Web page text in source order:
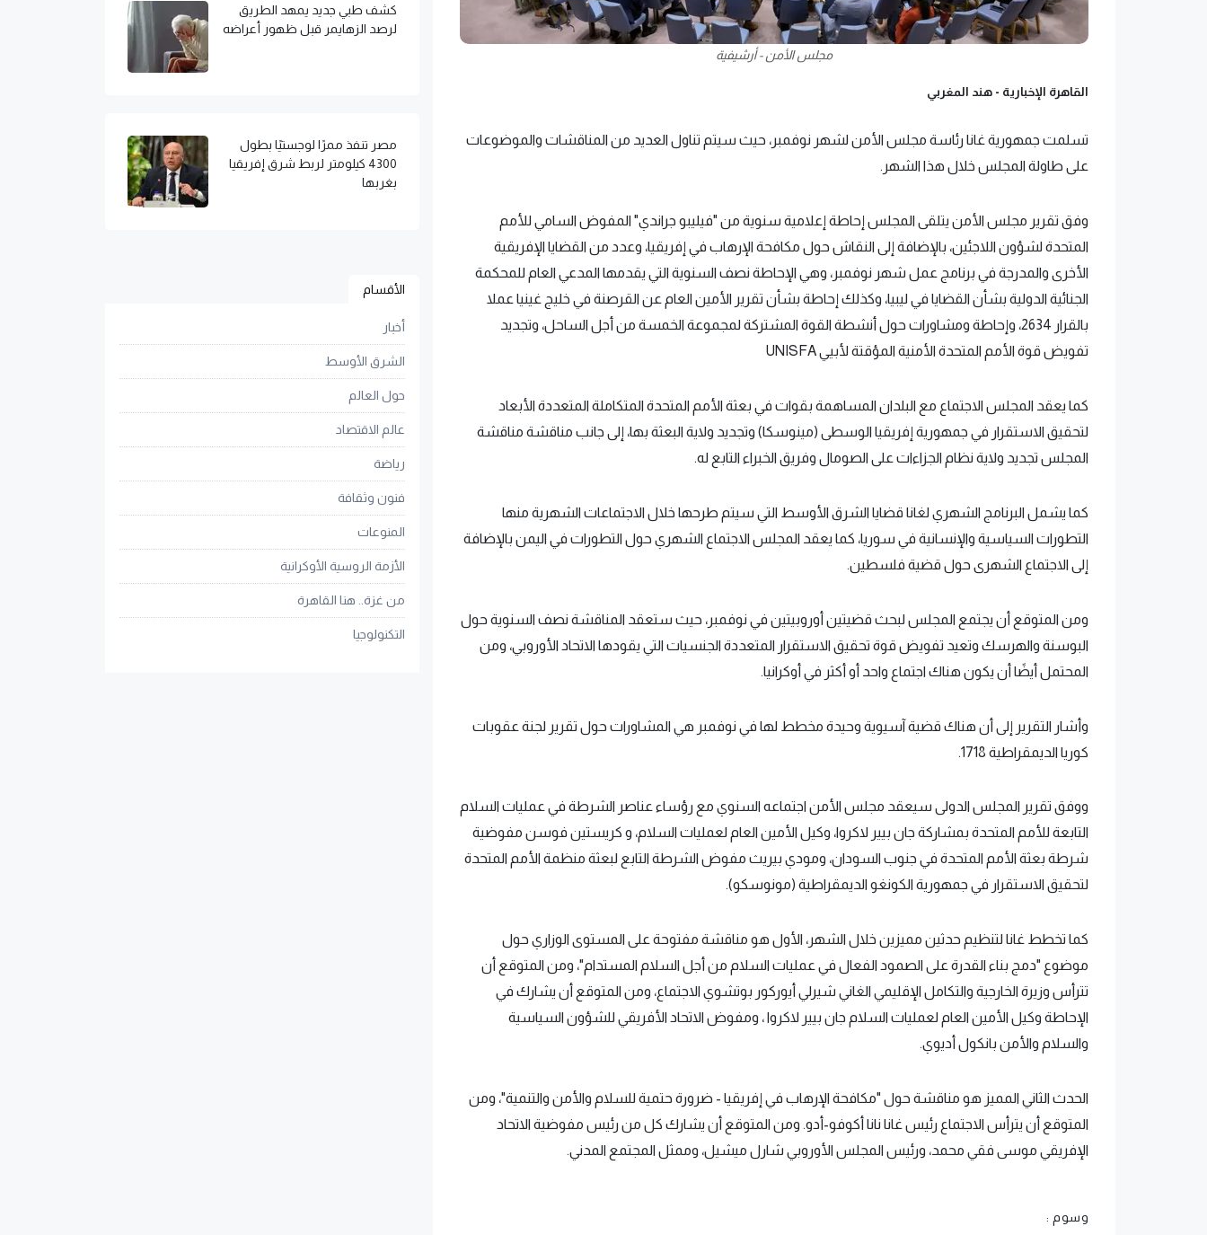
مجلس الأمن - أرشيفية
القاهرة الإخبارية - هند المغربي
تسلمت جمهورية غانا رئاسة مجلس الأمن لشهر نوفمبر، حيث سيتم تناول العديد من المناقشات والموضوعات
على طاولة المجلس خلال هذا الشهر.
وفق تقرير مجلس الأمن يتلقى المجلس إحاطة إعلامية سنوية من "فيليبو جراندي" المفوض السامي للأمم
المتحدة لشؤون اللاجئين، بالإضافة إلى النقاش حول مكافحة الإرهاب في إفريقيا، وعدد من القضايا الإفريقية
الأخرى والمدرجة في برنامج عمل شهر نوفمبر، وهي الإحاطة نصف السنوية التي يقدمها المدعي العام للمحكمة
الجنائية الدولية بشأن القضايا في ليبيا، وكذلك إحاطة بشأن تقرير الأمين العام عن القرصنة في خليج غينيا عملا
بالقرار 2634، وإحاطة ومشاورات حول أنشطة القوة المشتركة لمجموعة الخمسة من أجل الساحل، وتجديد
تفويض قوة الأمم المتحدة الأمنية المؤقتة لأبيي UNISFA
كما يعقد المجلس الاجتماع مع البلدان المساهمة بقوات في بعثة الأمم المتحدة المتكاملة المتعددة الأبعاد
لتحقيق الاستقرار في جمهورية إفريقيا الوسطى (مينوسكا) وتجديد ولاية البعثة بها، إلى جانب مناقشة مناقشة
المجلس تجديد ولاية نظام الجزاءات على الصومال وفريق الخبراء التابع له.
كما يشمل البرنامج الشهري لغانا قضايا الشرق الأوسط التي سيتم طرحها خلال الاجتماعات الشهرية منها
التطورات السياسية والإنسانية في سوريا، كما يعقد المجلس الاجتماع الشهري حول التطورات في اليمن بالإضافة
إلى الاجتماع الشهرى حول قضية فلسطين.
ومن المتوقع أن يجتمع المجلس لبحث قضيتين أوروبيتين في نوفمبر، حيث ستعقد المناقشة نصف السنوية حول
البوسنة والهرسك وتعيد تفويض قوة تحقيق الاستقرار المتعددة الجنسيات التي يقودها الاتحاد الأوروبي، ومن
المحتمل أيضًا أن يكون هناك اجتماع واحد أو أكثر في أوكرانيا.
وأشار التقرير إلى أن هناك قضية آسيوية وحيدة مخطط لها في نوفمبر هي المشاورات حول تقرير لجنة عقوبات
كوريا الديمقراطية 1718.
ووفق تقرير المجلس الدولى سيعقد مجلس الأمن اجتماعه السنوي مع رؤساء عناصر الشرطة في عمليات السلام
التابعة للأمم المتحدة بمشاركة جان بيير لاكروا، وكيل الأمين العام لعمليات السلام، و كريستين فوسن مفوضية
شرطة بعثة الأمم المتحدة في جنوب السودان، ومودي بيريث مفوض الشرطة التابع لبعثة منظمة الأمم المتحدة
لتحقيق الاستقرار في جمهورية الكونغو الديمقراطية (مونوسكو).
كما تخطط غانا لتنظيم حدثين مميزين خلال الشهر، الأول هو مناقشة مفتوحة على المستوى الوزاري حول
موضوع "دمج بناء القدرة على الصمود الفعال في عمليات السلام من أجل السلام المستدام"، ومن المتوقع أن
تترأس وزيرة الخارجية والتكامل الإقليمي الغاني شيرلي أيوركور بوتشوي الاجتماع، ومن المتوقع أن يشارك في
الإحاطة وكيل الأمين العام لعمليات السلام جان بيير لاكروا ، ومفوض الاتحاد الأفريقي للشؤون السياسية
والسلام والأمن بانكول أديوي.
الحدث الثاني المميز هو مناقشة حول "مكافحة الإرهاب في إفريقيا - ضرورة حتمية للسلام والأمن والتنمية"، ومن
المتوقع أن يترأس الاجتماع رئيس غانا نانا أكوفو-أدو. ومن المتوقع أن يشارك كل من رئيس مفوضية الاتحاد
الإفريقي موسى فقي محمد، ورئيس المجلس الأوروبي شارل ميشيل، وممثل المجتمع المدني.
وسوم :
كشف طبي جديد يمهد الطريق
لرصد الزهايمر قبل ظهور أعراضه
مصر تنفذ ممرًا لوجستيًا بطول
4300 كيلومتر لربط شرق إفريقيا
بغربها
الأقسام
أخبار
الشرق الأوسط
حول العالم
عالم الاقتصاد
رياضة
فنون وثقافة
المنوعات
الأزمة الروسية الأوكرانية
من غزة.. هنا القاهرة
التكنولوجيا